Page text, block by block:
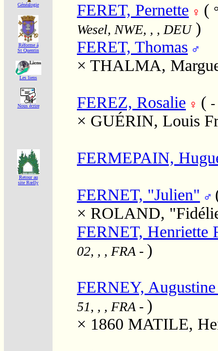
Généalogie
Réforme á
St Quentin
Les liens
Nous écrire
Retour au
site Rœlly
FERET, Pernette (
Wesel, NWE, , , DEU)
FERET, Thomas
× THALMA,
FEREZ, Rosalie (
× GUÉRIN, Louis
FERMEPAIN,
FERNET, "Julien"
× ROLAND,
FERNET, Henriette
02, , , FRA - )
FERNEY,
51, , , FRA - )
× 1860 MATILE,